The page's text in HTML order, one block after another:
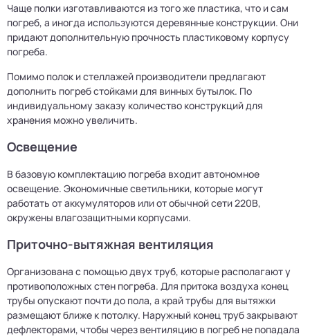
Чаще полки изготавливаются из того же пластика, что и сам
погреб, а иногда используются деревянные конструкции. Они
придают дополнительную прочность пластиковому корпусу
погреба.
Помимо полок и стеллажей производители предлагают
дополнить погреб стойками для винных бутылок. По
индивидуальному заказу количество конструкций для
хранения можно увеличить.
Освещение
В базовую комплектацию погреба входит автономное
освещение. Экономичные светильники, которые могут
работать от аккумуляторов или от обычной сети 220В,
окружены влагозащитными корпусами.
Приточно-вытяжная вентиляция
Организована с помощью двух труб, которые располагают у
противоположных стен погреба. Для притока воздуха конец
трубы опускают почти до пола, а край трубы для вытяжки
размещают ближе к потолку. Наружный конец труб закрывают
дефлекторами, чтобы через вентиляцию в погреб не попадала